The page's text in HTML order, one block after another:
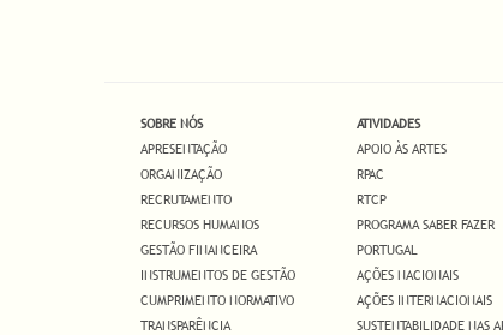
SOBRE NÓS
APRESENTAÇÃO
ORGANIZAÇÃO
RECRUTAMENTO
RECURSOS HUMANOS
GESTÃO FINANCEIRA
INSTRUMENTOS DE GESTÃO
CUMPRIMENTO NORMATIVO
TRANSPARÊNCIA
ATIVIDADES
APOIO ÀS ARTES
RPAC
RTCP
PROGRAMA SABER FAZER
PORTUGAL
AÇÕES NACIONAIS
AÇÕES INTERNACIONAIS
SUSTENTABILIDADE NAS